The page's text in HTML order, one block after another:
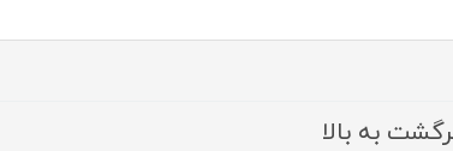
به بالا